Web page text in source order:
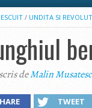
/ UNDITA SI
deMalin
TWEET